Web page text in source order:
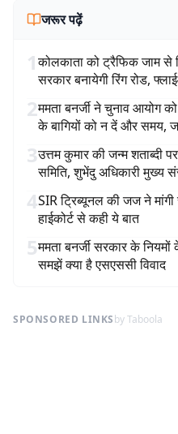
जरूर पढ़ें
1कोलकाता को ट्रैफिक जाम से
सरकार बनायेगी रिंग रोड,
2ममता बनर्जी ने चुनाव आयोग
के बागियों को न दें और समय,
3उत्तम कुमार की जन्म शताब्दी
समिति, शुभेंदु अधिकारी मुख्य
4SIR ट्रिब्यूनल की जज ने मांगी
हाईकोर्ट से कही ये बात
5ममता बनर्जी सरकार के नियमों
समझें क्या है एसएससी विवाद
SPONSORED LINKSby Taboola